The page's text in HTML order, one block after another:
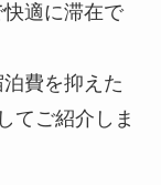
適に滞在で
費を抑えた
てご紹介しま